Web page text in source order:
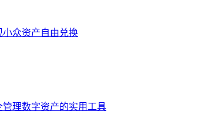
众资产自由兑换
管理数字资产的实用工具